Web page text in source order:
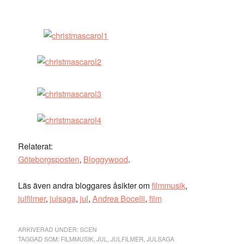
Relaterat:
Göteborgsposten, Bloggywood.
Läs även andra bloggares åsikter omfilmmusik,
julfilmer, julsaga, jul, Andrea Bocelli, film
ARKIVERAD UNDER:SCEN
TAGGAD SOM: FILMMUSIK, JUL JULFILMER JULSAGA